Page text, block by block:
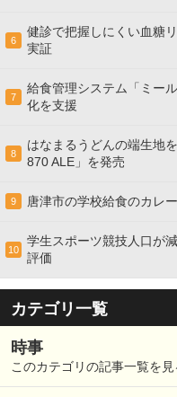
6
健診で把握しにくい血糖
実証
7
給食管理システム「ミー
化を支援
8
はなまるうどんの端生地
870 ALE」を発売
9 唐津市の学校給食のカレ
10
学生スポーツ競技人口が
評価
カテゴリ一覧
時事
このカテゴリの記事一覧を見